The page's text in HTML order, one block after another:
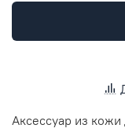
Аксессуар из